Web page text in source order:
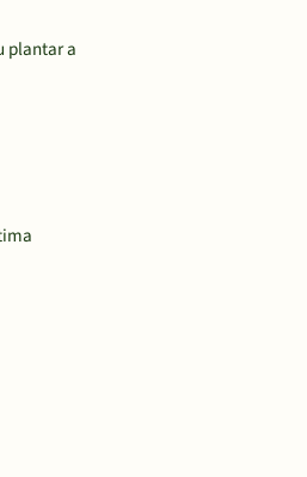
plantar a